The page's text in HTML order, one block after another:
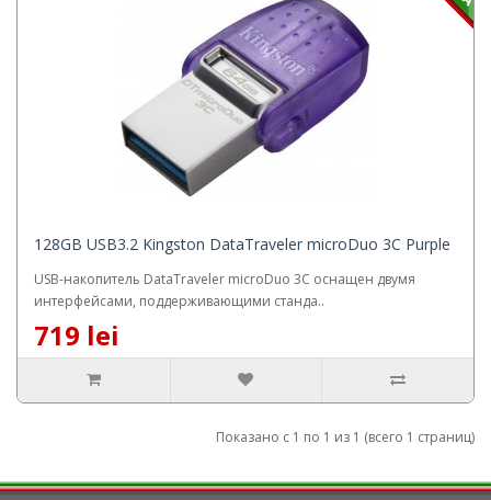
128GB USB3.2 Kingston DataTraveler microDuo 3C Purple
USB-накопитель DataTraveler microDuo 3C оснащен двумя
интерфейсами, поддерживающими станда..
719 lei
Показано с 1 по 1 из 1 (всего 1 страниц)